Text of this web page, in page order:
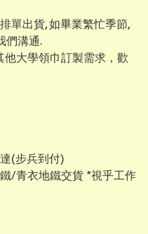
單出貨, 如畢業繁忙季節,
們溝通.
他大學領巾訂製需求，歡
(步兵到付)
/青衣地鐵交貨 *視乎工作